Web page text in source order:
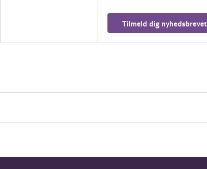
Tilmeld dig nyhedsbrevet